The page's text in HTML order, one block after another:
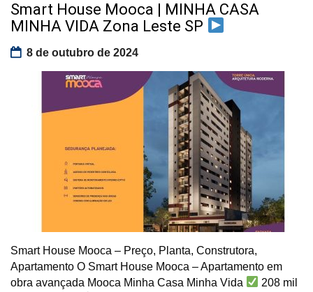
Smart House Mooca | MINHA CASA
MINHA VIDA Zona Leste SP
8 de outubro de 2024
Smart House Mooca – Preço, Planta, Construtora,
Apartamento O Smart House Mooca – Apartamento em
obra avançada Mooca Minha Casa Minha Vida
208 mil